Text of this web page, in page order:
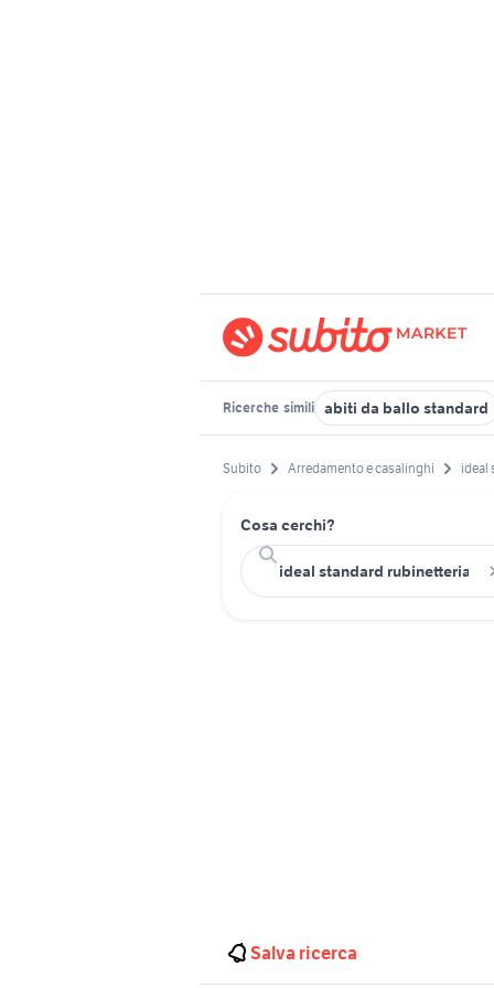
Ricerche simili abiti da ballo standard
Subito Arredamento e casalinghi ideal
Cosa cerchi?
Salva ricerca